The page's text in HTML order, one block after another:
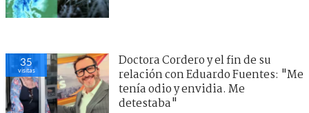
35
visitas
Doctora Cordero y el fin de su
relación con Eduardo Fuentes: "Me
tenía odio y envidia. Me
detestaba"